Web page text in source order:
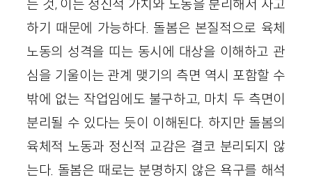
는 것, 이는 정신적 가치와 노동을 분리해서 사고
하기 때문에 가능하다. 돌봄은 본질적으로 육체
노동의 성격을 띠는 동시에 대상을 이해하고 관
심을 기울이는 관계 맺기의 측면 역시 포함할 수
밖에 없는 작업임에도 불구하고, 마치 두 측면이
분리될 수 있다는 듯이 이해된다. 하지만 돌봄의
육체적 노동과 정신적 교감은 결코 분리되지 않
는다. 돌봄은 때로는 분명하지 않은 욕구를 해석